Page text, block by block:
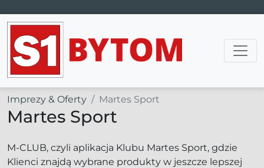
Main Navigation
Imprezy & Oferty Martes Sport
Martes Sport
M-CLUB, czyli aplikacja Klubu Martes Sport, gdzie
Klienci znajdą wybrane produkty w jeszcze lepszej